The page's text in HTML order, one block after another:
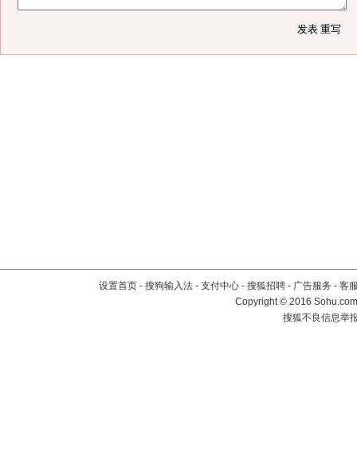
设置首页 - 搜狗输入法 - 支付中心 - 搜狐招聘 - 广告服务 - 客
Copyright©2016
搜狐不良信息举